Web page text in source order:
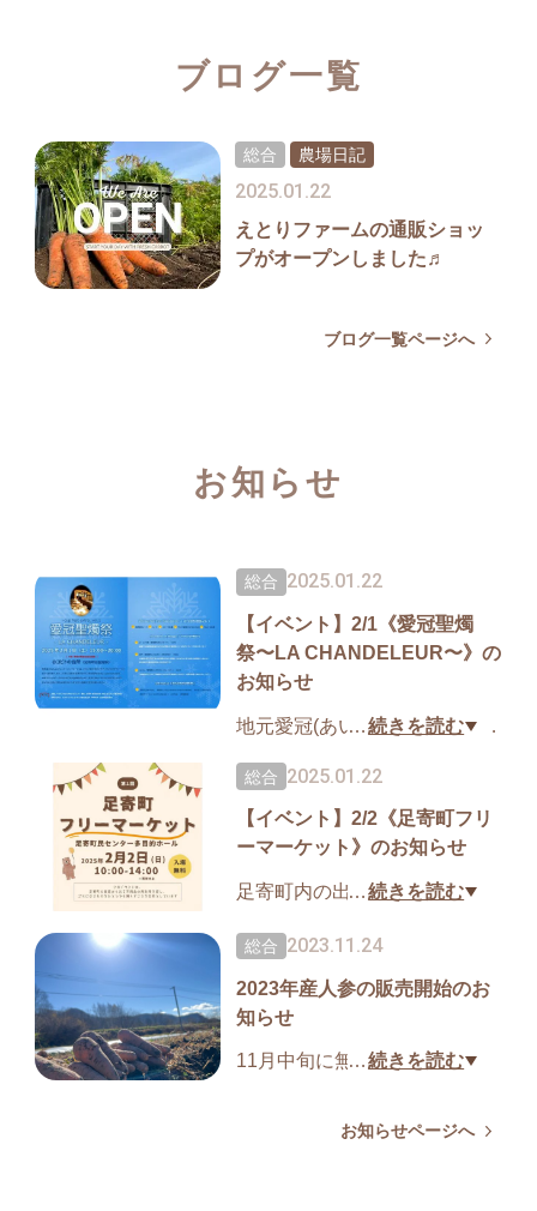
ブログ一覧
えとりファームの通販ショッ
プがオープンしました♬
2025.01.22
総合 農場日記
ブログ一覧ページへ
お知らせ
総合 2025.01.22
【イベント】2/1《愛冠聖燭
祭〜LA CHANDELEUR〜》の
お知らせ
地元愛冠(あいかっぷ)で、灯り
とスイーツを楽しめるイベン
トを開催します！
えとりファームでは自家製小
豆を使ったおしるこを提供す
る予定です。
ぜひ暖かい格好で足を運んで
みてください♪
日時：2025年2月1日 15時〜
場所：コビトの台所(旧愛冠駅
…続きを読む
総合 2025.01.22
【イベント】2/2《足寄町フリ
ーマーケット》のお知らせ
足寄町内の出店者が集まり、
らすことを目的にしたフリー
マーケットを開催します！
えとりファームも出店し、人
参の販売を行います。
…続きを読む
総合 2023.11.24
2023年産人参の販売開始のお
知らせ
11月中旬に無事、今年の人参
今年は夏からの異常な高温や
…続きを読む
お知らせページへ